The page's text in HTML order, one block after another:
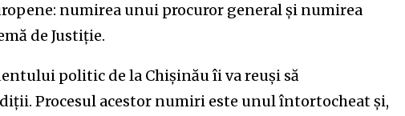
numirea unui procuror general și numirea
de Justiție.
politic de la Chișinău îi va reuși să
Procesul acestor numiri este unul întortocheat și,